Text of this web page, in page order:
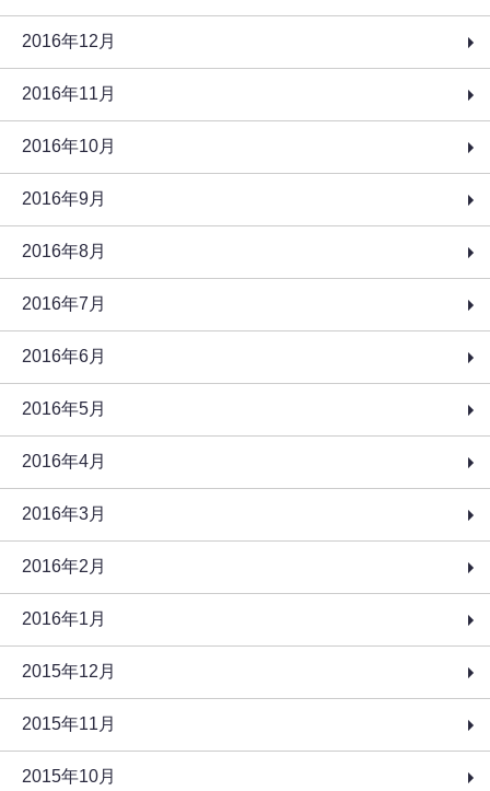
2016年12月
2016年11月
2016年10月
2016年9月
2016年8月
2016年7月
2016年6月
2016年5月
2016年4月
2016年3月
2016年2月
2016年1月
2015年12月
2015年11月
2015年10月